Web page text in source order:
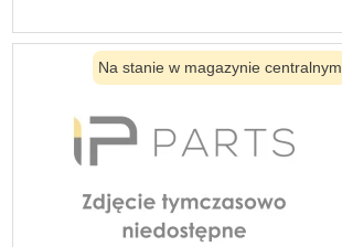
Na stanie w magazynie centralnym